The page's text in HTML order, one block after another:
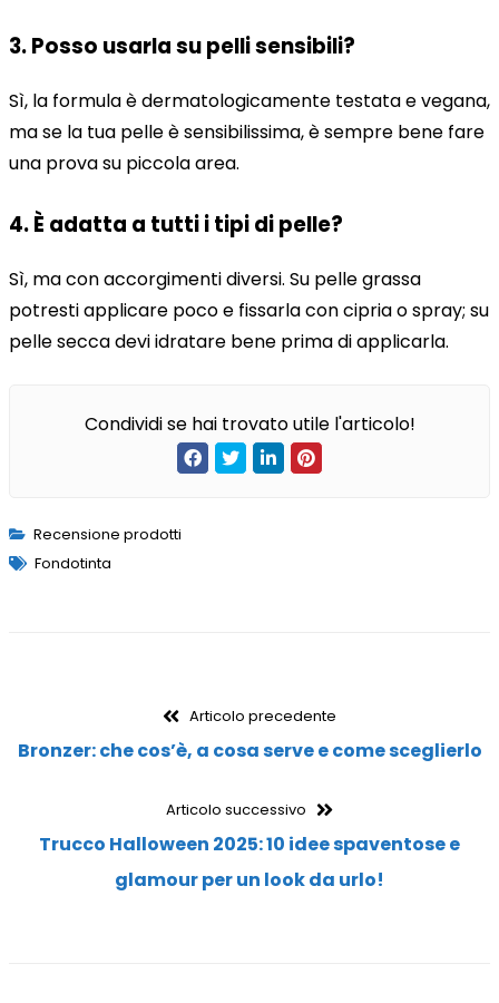
3.Posso usarla su pelli sensibili?
Sì, la formula è dermatologicamente testata e vegana,
ma se la tua pelle è sensibilissima, è sempre bene fare
una prova su piccola area.
4.È adatta a tutti i tipi di pelle?
Sì, ma con accorgimenti diversi. Su pelle grassa
potresti applicare poco e fissarla con cipria o spray; su
pelle secca devi idratare bene prima di applicarla.
Condividi se hai trovato utile l'articolo!
Recensione prodotti
Fondotinta
Navigazione
articoli
Articolo precedenteArticolo
precedente:
Bronzer: che cos’è, a cosa serve e come sceglierlo
Articolo successivo
Articolo
successivo:
Trucco Halloween 2025: 10 idee spaventose e
glamour per un look da urlo!